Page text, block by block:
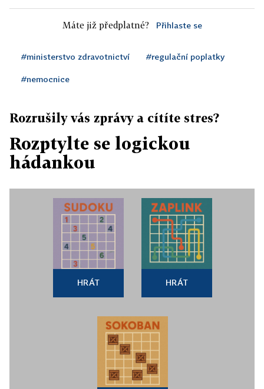
Máte již předplatné? Přihlaste se
#ministerstvo zdravotnictví #regulační poplatky
#nemocnice
Rozrušily vás zprávy a cítíte stres?
Rozptylte se logickou
hádankou
HRÁT HRÁT